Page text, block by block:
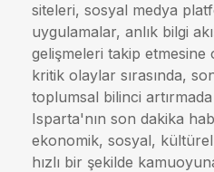
siteleri, sosyal medya
uygulamalar, anlık bilgi
gelişmeleri takip etmesine
kritik olaylar sırasında,
toplumsal bilinci
Isparta'nın son dakika
ekonomik, sosyal,
hızlı bir şekilde